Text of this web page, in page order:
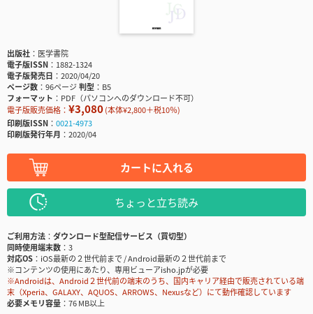
出版社
医学書院
電子版ISSN
1882-1324
電子版発売日
2020/04/20
ページ数
96ページ判型
B5
フォーマット
PDF（パソコンへのダウンロード不可）
電子版販売価格： ¥3,080(本体¥2,800＋税10％)
印刷版ISSN
0021-4973
印刷版発行年月
2020/04
カートに入れる
ちょっと立ち読み
ご利用方法
ダウンロード型配信サービス（買切型）
同時使用端末数
3
対応OS
iOS最新の２世代前まで / Android最新の２世代前まで
※コンテンツの使用にあたり、専用ビューアisho.jpが必要
※Androidは、Android２世代前の端末のうち、国内キャリア経由で販売されている端
末（Xperia、GALAXY、AQUOS、ARROWS、Nexusなど）にて動作確認しています
必要メモリ容量
76 MB以上